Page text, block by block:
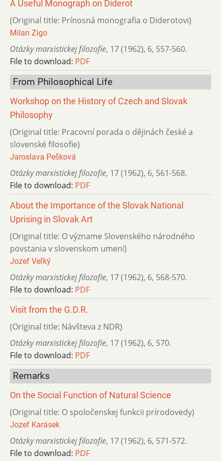
A Useful Monograph on Diderot
(Original title: Prínosná monografia o Diderotovi)
Milan Zigo
Otázky marxistickej filozofie, 17 (1962), 6, 557-560.
File to download: PDF
From Philosophical Life
Workshop on the History of Czech and Slovak
Philosophy
(Original title: Pracovní porada o dějinách české a
slovenské filosofie)
Jaroslava Pešková
Otázky marxistickej filozofie, 17 (1962), 6, 561-568.
File to download: PDF
About the Importance of the Slovak National
Uprising in Slovak Art
(Original title: O význame Slovenského národného
povstania v slovenskom umení)
Jozef Veľký
Otázky marxistickej filozofie, 17 (1962), 6, 568-570.
File to download: PDF
Visit from the G.D.R.
(Original title: Návšteva z NDR)
Otázky marxistickej filozofie, 17 (1962), 6, 570.
File to download: PDF
Remarks
On the Social Function of Natural Science
(Original title: O spoločenskej funkcii prírodovedy)
Jozef Karásek
Otázky marxistickej filozofie, 17 (1962), 6, 571-572.
File to download: PDF